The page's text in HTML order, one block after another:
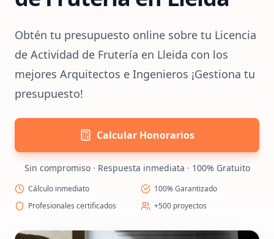
Obtén tu presupuesto online sobre tu Licencia
de Actividad de Frutería en Lleida con los
mejores Arquitectos e Ingenieros ¡Gestiona tu
presupuesto!
Calcular Honorarios
Sin compromiso · Respuesta inmediata · 100% Gratuito
Cálculo inmediato
100% Garantizado
Profesionales certificados
+500 proyectos